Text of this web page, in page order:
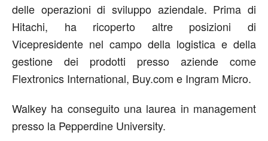
delle operazioni di sviluppo aziendale. Prima di
Hitachi, ha ricoperto altre posizioni di
Vicepresidente nel campo della logistica e della
gestione dei prodotti presso aziende come
Flextronics International, Buy.com e Ingram Micro.
Walkey ha conseguito una laurea in management
presso la Pepperdine University.